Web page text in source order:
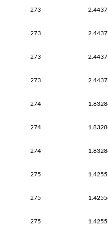
273
273
273
273
274
274
274
275
275
275